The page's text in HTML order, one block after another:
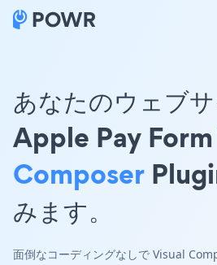
あなたのウェブ
Apple Pay Form
Composer
みます。
面倒なコーディングなしで Visual